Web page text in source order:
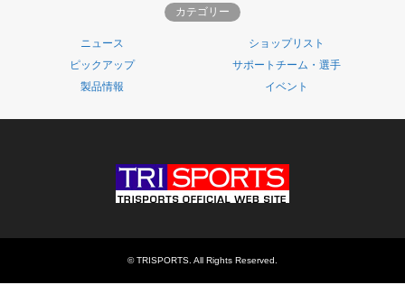
カテゴリー
ニュース
ショップリスト
ピックアップ
サポートチーム・選手
製品情報
イベント
©TRISPORTS . All Rights Reserved.